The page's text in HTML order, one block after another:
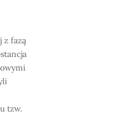
z fazą
tzw.